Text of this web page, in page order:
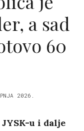
a sad
60
2026.
u i dalje